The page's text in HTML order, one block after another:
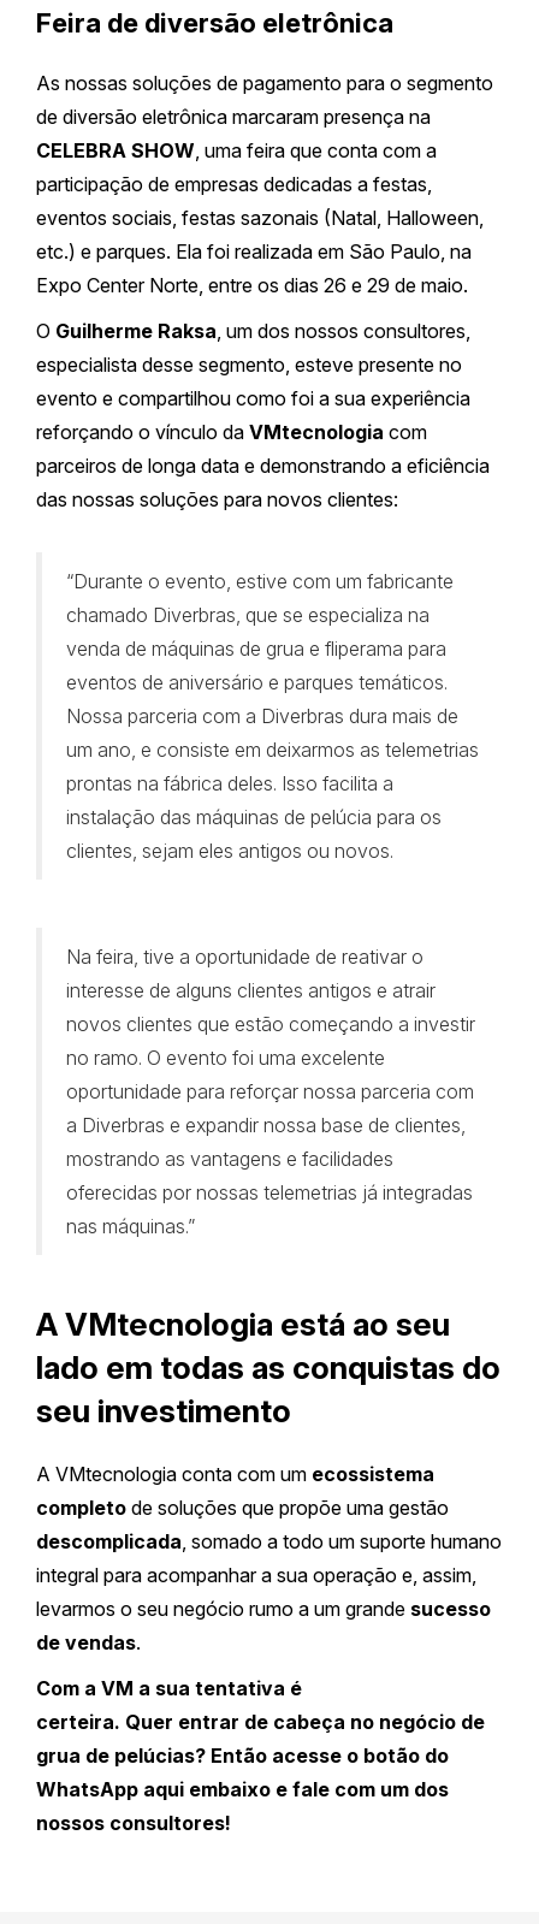
Feira de diversão eletrônica
As nossas soluções de pagamento para o segmento
de diversão eletrônica marcaram presença na
CELEBRA SHOW, uma feira que conta com a
participação de empresas dedicadas a festas,
eventos sociais, festas sazonais (Natal, Halloween,
etc.) e parques. Ela foi realizada em São Paulo, na
Expo Center Norte, entre os dias 26 e 29 de maio.
O Guilherme Raksa, um dos nossos consultores,
especialista desse segmento, esteve presente no
evento e compartilhou como foi a sua experiência
reforçando o vínculo da VMtecnologia com
parceiros de longa data e demonstrando a eficiência
das nossas soluções para novos clientes:
“Durante o evento, estive com um fabricante
chamado Diverbras, que se especializa na
venda de máquinas de grua e fliperama para
eventos de aniversário e parques temáticos.
Nossa parceria com a Diverbras dura mais de
um ano, e consiste em deixarmos as telemetrias
prontas na fábrica deles. Isso facilita a
instalação das máquinas de pelúcia para os
clientes, sejam eles antigos ou novos.
Na feira, tive a oportunidade de reativar o
interesse de alguns clientes antigos e atrair
novos clientes que estão começando a investir
no ramo. O evento foi uma excelente
oportunidade para reforçar nossa parceria com
a Diverbras e expandir nossa base de clientes,
mostrando as vantagens e facilidades
oferecidas por nossas telemetrias já integradas
nas máquinas.”
A VMtecnologia está ao seu
lado em todas as conquistas do
seu investimento
A VMtecnologia conta com um ecossistema
completo de soluções que propõe uma gestão
descomplicada, somado a todo um suporte humano
integral para acompanhar a sua operação e, assim,
levarmos o seu negócio rumo a um grande sucesso
de vendas.
Com a VM a sua tentativa é
certeira. Quer entrar de cabeça no negócio de
grua de pelúcias? Então acesse o botão do
WhatsApp aqui embaixo e fale com um dos
nossos consultores!